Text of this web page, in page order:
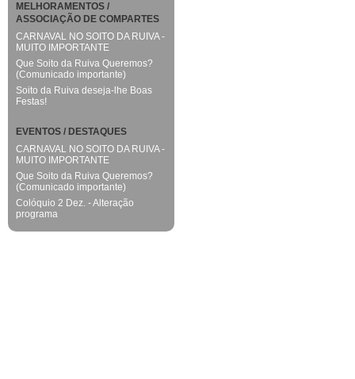
MELHORAMENTOS /
ASSOCIAÇÃO DE COMPARTES
CARNAVAL NO SOITO DA RUIVA -
MUITO IMPORTANTE
Que Soito da Ruiva Queremos?
(Comunicado importante)
Soito da Ruiva deseja-lhe Boas
Festas!
EVENTOS / DESTAQUES
CARNAVAL NO SOITO DA RUIVA -
MUITO IMPORTANTE
Que Soito da Ruiva Queremos?
(Comunicado importante)
Colóquio 2 Dez. - Alteração
programa